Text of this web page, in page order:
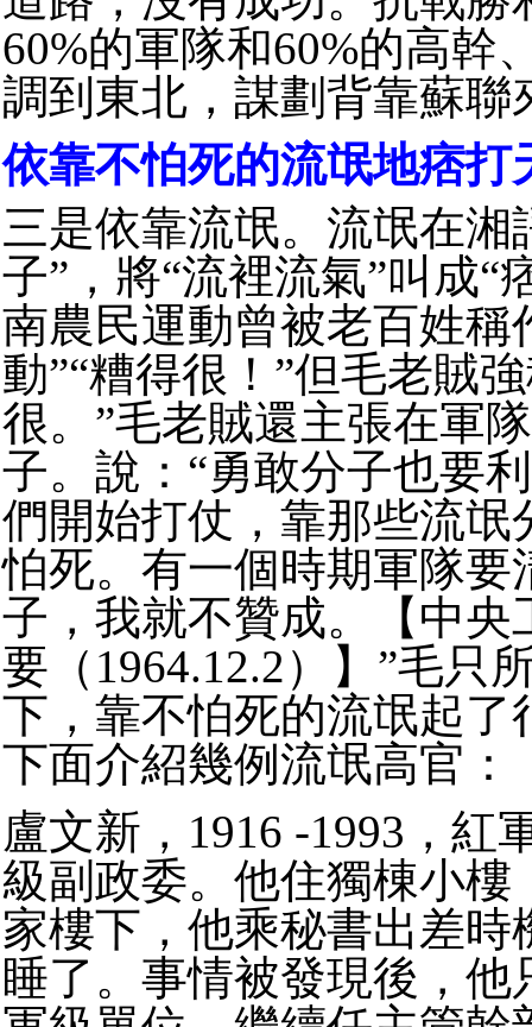
60%的軍隊和60%的高幹
調到東北，謀劃背靠蘇聯
依靠不怕死的流氓地痞打
三是依靠流氓。流氓在湘
子”，將“流裡流氣”叫成“
南農民運動曾被老百姓稱
動”“糟得很！”但毛老賊
很。”毛老賊還主張在軍
子。說：“勇敢分子也要
們開始打仗，靠那些流氓
怕死。有一個時期軍隊要
子，我就不贊成。【中央
要（1964.12.2）】”毛只
下，靠不怕死的流氓起了
下面介紹幾例流氓高官：
盧文新，1916 -1993，紅
級副政委。他住獨棟小樓
家樓下，他乘秘書出差時
睡了。事情被發現後，他